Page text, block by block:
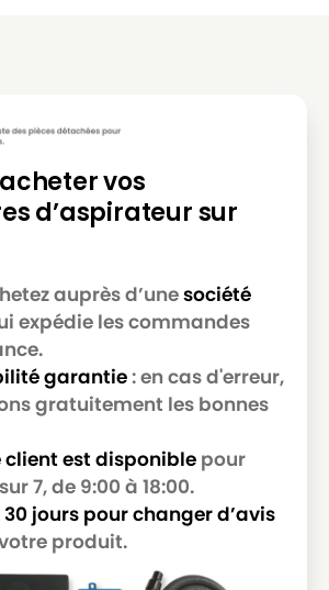
vos
d’aspirateur sur
auprès d’unesociété
expédie les commandes
garantie: en cas d'erreur,
gratuitement les bonnes
client est disponible pour
7, de 9:00 à 18:00.
30 jours pour changer d’avis
produit.